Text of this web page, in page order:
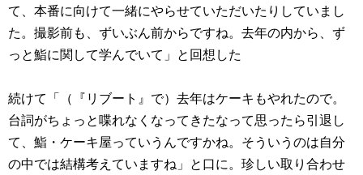
て、本番に向けて一緒にやらせていただいたりしていまし
た。撮影前も、ずいぶん前からですね。去年の内から、ず
っと鮨に関して学んでいて」と回想した
続けて「（『リブート』で）去年はケーキもやれたので。
台詞がちょっと喋れなくなってきたなって思ったら引退し
て、鮨・ケーキ屋っていうんですかね。そういうのは自分
の中では結構考えていますね」と口に。珍しい取り合わせ